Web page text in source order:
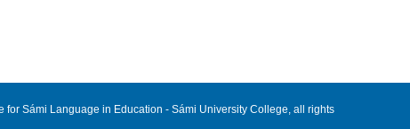
for Sámi Language in Education - Sámi University College, all rights